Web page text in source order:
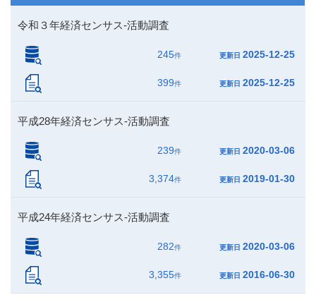
令和３年経済センサス‐活動調査
245件 更新日 2025-12-25
399件 更新日 2025-12-25
平成28年経済センサス‐活動調査
239件 更新日 2020-03-06
3,374件 更新日 2019-01-30
平成24年経済センサス‐活動調査
282件 更新日 2020-03-06
3,355件 更新日 2016-06-30